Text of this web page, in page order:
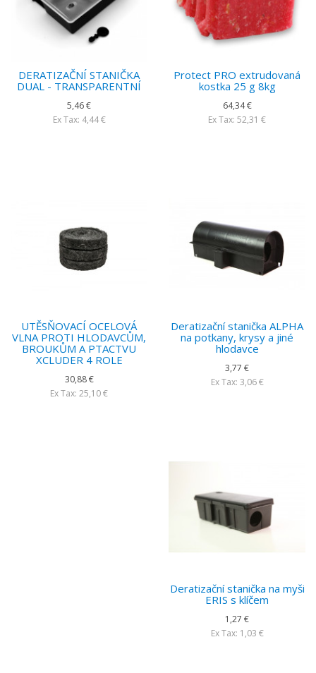
DERATIZAČNÍ STANIČKA
DUAL - TRANSPARENTNÍ
5,46 €
Ex Tax: 4,44 €
Protect PRO extrudovaná
kostka 25 g 8kg
64,34 €
Ex Tax: 52,31 €
UTĚSŇOVACÍ OCELOVÁ
VLNA PROTI HLODAVCŮM,
BROUKŮM A PTACTVU
XCLUDER 4 ROLE
30,88 €
Ex Tax: 25,10 €
Deratizační stanička ALPHA
na potkany, krysy a jiné
hlodavce
3,77 €
Ex Tax: 3,06 €
Deratizační stanička na myši
ERIS s klíčem
1,27 €
Ex Tax: 1,03 €